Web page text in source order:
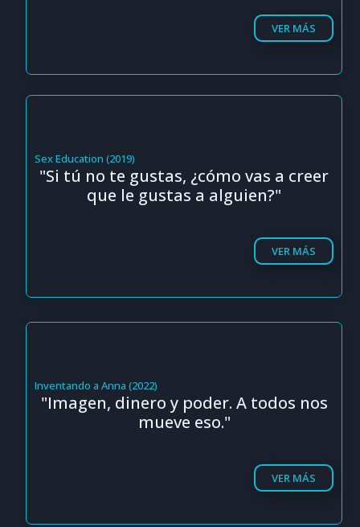
VER MÁS
Sex Education (2019)
"Si tú no te gustas, ¿cómo vas a creer
que le gustas a alguien?"
VER MÁS
Inventando a Anna (2022)
"Imagen, dinero y poder. A todos nos
mueve eso."
VER MÁS